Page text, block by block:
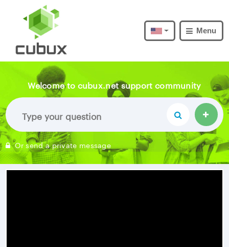
Menu
Welcome to cubux.net support community
Or send a private message